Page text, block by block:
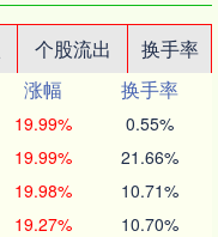
个股流出
换手率
涨幅
换手率
19.99% 0.55%
19.99% 21.66%
19.98% 10.71%
19.27% 10.70%